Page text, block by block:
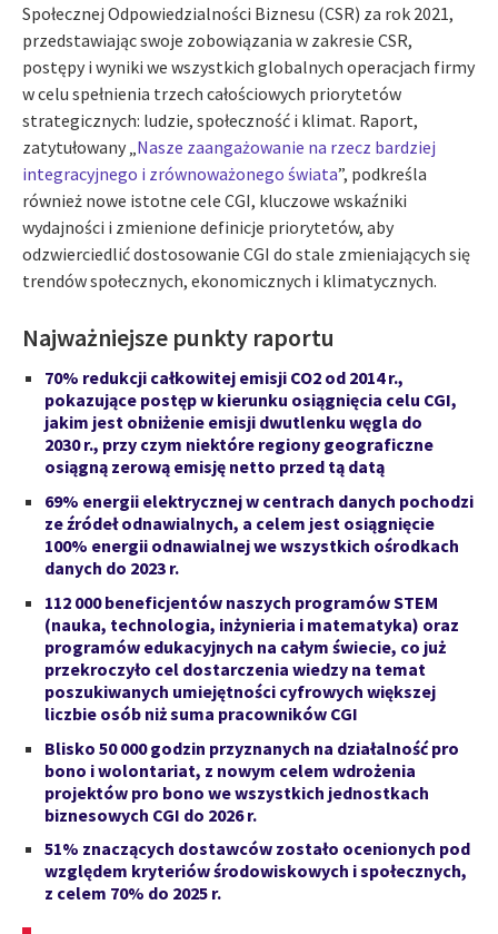
Społecznej Odpowiedzialności Biznesu (CSR) za rok 2021,
przedstawiając swoje zobowiązania w zakresie CSR,
postępy i wyniki we wszystkich globalnych operacjach firmy
w celu spełnienia trzech całościowych priorytetów
strategicznych: ludzie, społeczność i klimat. Raport,
zatytułowany „ Nasze zaangażowanie na rzecz bardziej
integracyjnego i zrównoważonego świata”, podkreśla
również nowe istotne cele CGI, kluczowe wskaźniki
wydajności i zmienione definicje priorytetów, aby
odzwierciedlić dostosowanie CGI do stale zmieniających się
trendów społecznych, ekonomicznych i klimatycznych.
Najważniejsze punkty raportu
70% redukcji całkowitej emisji CO2 od 2014 r.,
pokazujące postęp w kierunku osiągnięcia celu CGI,
jakim jest obniżenie emisji dwutlenku węgla do
2030 r., przy czym niektóre regiony geograficzne
osiągną zerową emisję netto przed tą datą
69% energii elektrycznej w centrach danych pochodzi
ze źródeł odnawialnych, a celem jest osiągnięcie
100% energii odnawialnej we wszystkich ośrodkach
danych do 2023 r.
112 000 beneficjentów naszych programów STEM
(nauka, technologia, inżynieria i matematyka) oraz
programów edukacyjnych na całym świecie, co już
przekroczyło cel dostarczenia wiedzy na temat
poszukiwanych umiejętności cyfrowych większej
liczbie osób niż suma pracowników CGI
Blisko 50 000 godzin przyznanych na działalność pro
bono i wolontariat, z nowym celem wdrożenia
projektów pro bono we wszystkich jednostkach
biznesowych CGI do 2026 r.
51% znaczących dostawców zostało ocenionych pod
względem kryteriów środowiskowych i społecznych,
z celem 70% do 2025 r.